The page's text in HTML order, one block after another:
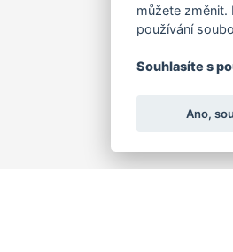
Družstevní
Praha 4 -
můžete změnit.
používání
Souhlasíte s
Ano,